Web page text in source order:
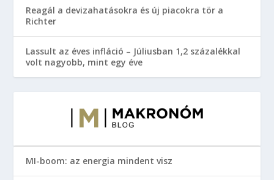
Reagál a devizahatásokra és új piacokra tör a
Richter
Lassult az éves infláció – Júliusban 1,2 százalékkal
volt nagyobb, mint egy éve
MI-boom: az energia mindent visz